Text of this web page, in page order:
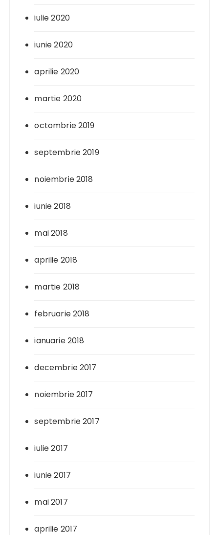
iulie 2020
iunie 2020
aprilie 2020
martie 2020
octombrie 2019
septembrie 2019
noiembrie 2018
iunie 2018
mai 2018
aprilie 2018
martie 2018
februarie 2018
ianuarie 2018
decembrie 2017
noiembrie 2017
septembrie 2017
iulie 2017
iunie 2017
mai 2017
aprilie 2017